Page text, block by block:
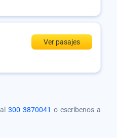
Ver pasajes
al300 3870041 o escríbenos a